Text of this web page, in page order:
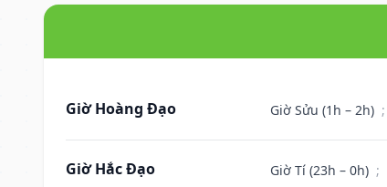
Giờ Hoàng Đạo Giờ Sửu (1h – 2h) ;
Giờ Hắc Đạo Giờ Tí (23h – 0h) ;